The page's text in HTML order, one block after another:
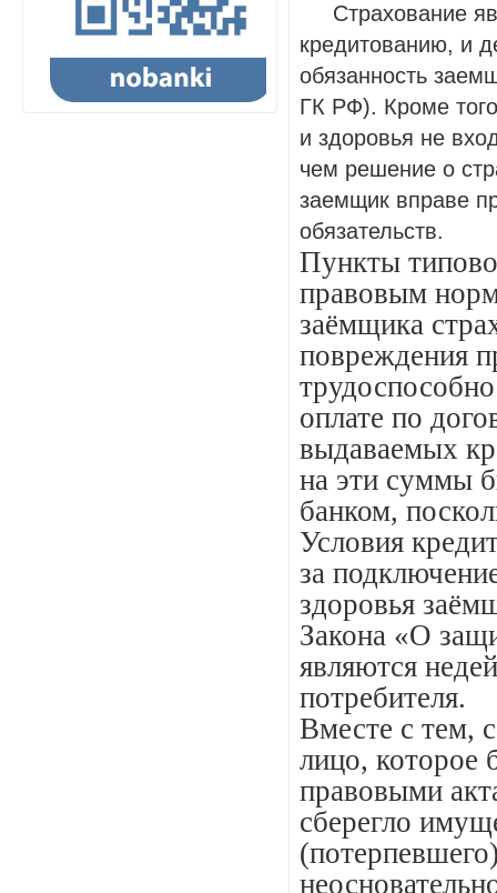
Страхование
кредитованию, и
обязанность
ГК РФ). Кроме
и здоровья не
чем решение о
заемщик вправе
обязательств.
Пункты
правовым
заёмщика
повреждения
оплате по
выдаваемых
на эти суммы
банком,
Условия
за
здоровья
Закона «О
являются
потребителя.
Вместе с тем,
лицо, которое
правовыми
сберегло